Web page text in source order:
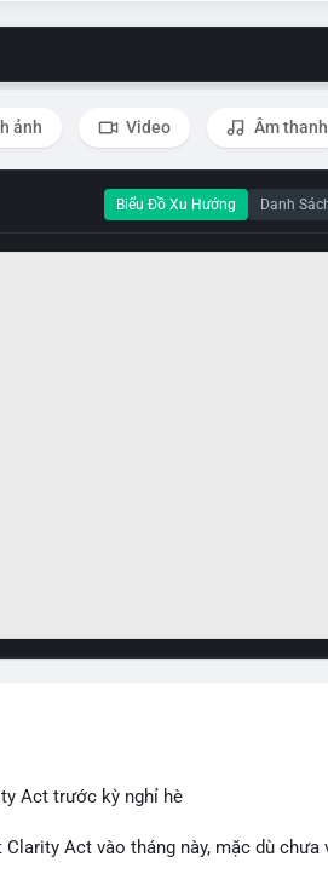
ảnh Video Âm thanh
Biểu Đồ Xu Hướng Danh
Act trước kỳ nghỉ hè
Act vào tháng này, mặc dù chưa